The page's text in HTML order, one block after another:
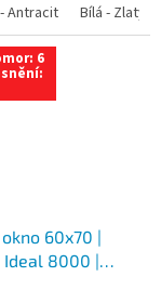
dub Bílá -
Antracit Bílá - Zlatý
6
60x70 |
Ideal 8000 |